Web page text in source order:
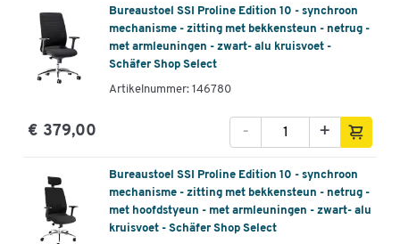
Bureaustoel SSI Proline Edition 10 - synchroon
mechanisme - zitting met bekkensteun - netrug -
met armleuningen - zwart- alu kruisvoet -
Schäfer Shop Select
Artikelnummer: 146780
€ 379,00 +
-
Bureaustoel SSI Proline Edition 10 - synchroon
mechanisme - zitting met bekkensteun - netrug -
met hoofdstyeun - met armleuningen - zwart- alu
kruisvoet - Schäfer Shop Select